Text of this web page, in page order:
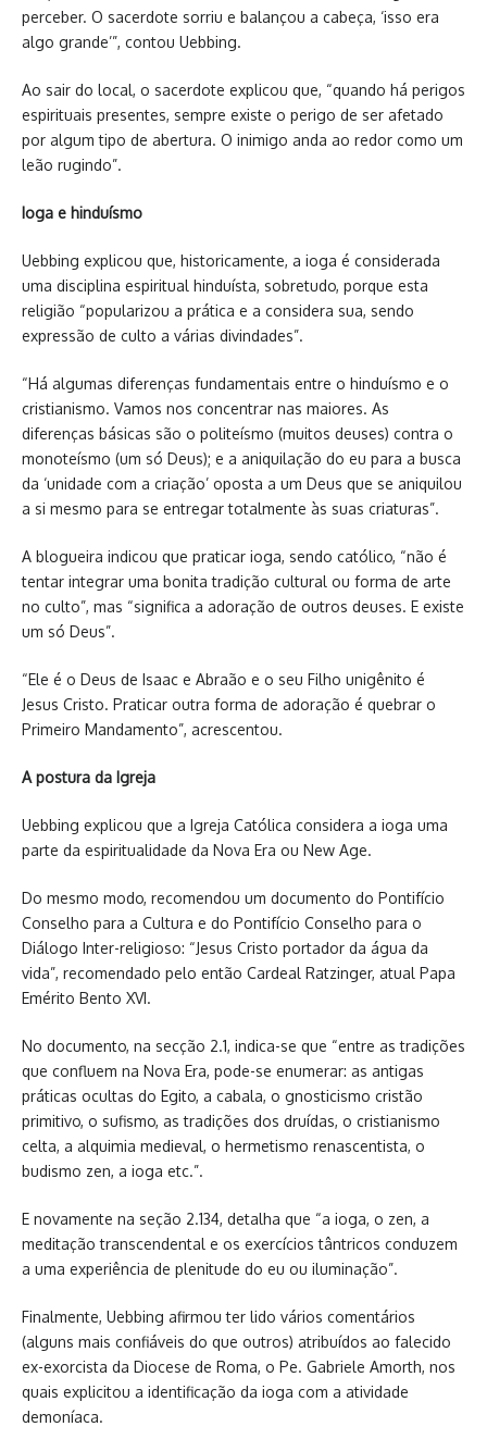
perceber. O sacerdote sorriu e balançou a cabeça, ‘isso era
algo grande’”, contou Uebbing.
Ao sair do local, o sacerdote explicou que, “quando há perigos
espirituais presentes, sempre existe o perigo de ser afetado
por algum tipo de abertura. O inimigo anda ao redor como um
leão rugindo”.
Ioga e hinduísmo
Uebbing explicou que, historicamente, a ioga é considerada
uma disciplina espiritual hinduísta, sobretudo, porque esta
religião “popularizou a prática e a considera sua, sendo
expressão de culto a várias divindades”.
“Há algumas diferenças fundamentais entre o hinduísmo e o
cristianismo. Vamos nos concentrar nas maiores. As
diferenças básicas são o politeísmo (muitos deuses) contra o
monoteísmo (um só Deus); e a aniquilação do eu para a busca
da ‘unidade com a criação’ oposta a um Deus que se aniquilou
a si mesmo para se entregar totalmente às suas criaturas”.
A blogueira indicou que praticar ioga, sendo católico, “não é
tentar integrar uma bonita tradição cultural ou forma de arte
no culto”, mas “significa a adoração de outros deuses. E existe
um só Deus”.
“Ele é o Deus de Isaac e Abraão e o seu Filho unigênito é
Jesus Cristo. Praticar outra forma de adoração é quebrar o
Primeiro Mandamento”, acrescentou.
A postura da Igreja
Uebbing explicou que a Igreja Católica considera a ioga uma
parte da espiritualidade da Nova Era ou New Age.
Do mesmo modo, recomendou um documento do Pontifício
Conselho para a Cultura e do Pontifício Conselho para o
Diálogo Inter-religioso: “Jesus Cristo portador da água da
vida”, recomendado pelo então Cardeal Ratzinger, atual Papa
Emérito Bento XVI.
No documento, na secção 2.1, indica-se que “entre as tradições
que confluem na Nova Era, pode-se enumerar: as antigas
práticas ocultas do Egito, a cabala, o gnosticismo cristão
primitivo, o sufismo, as tradições dos druídas, o cristianismo
celta, a alquimia medieval, o hermetismo renascentista, o
budismo zen, a ioga etc.”.
E novamente na seção 2.134, detalha que “a ioga, o zen, a
meditação transcendental e os exercícios tântricos conduzem
a uma experiência de plenitude do eu ou iluminação”.
Finalmente, Uebbing afirmou ter lido vários comentários
(alguns mais confiáveis do que outros) atribuídos ao falecido
ex-exorcista da Diocese de Roma, o Pe. Gabriele Amorth, nos
quais explicitou a identificação da ioga com a atividade
demoníaca.